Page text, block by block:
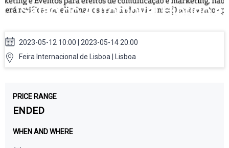
Salão do Automóvel Híbrido e
Elétrico
2023-05-12 10:00 | 2023-05-14 20:00
Feira Internacional de Lisboa | Lisboa
PRICE RANGE
ENDED
WHEN AND WHERE